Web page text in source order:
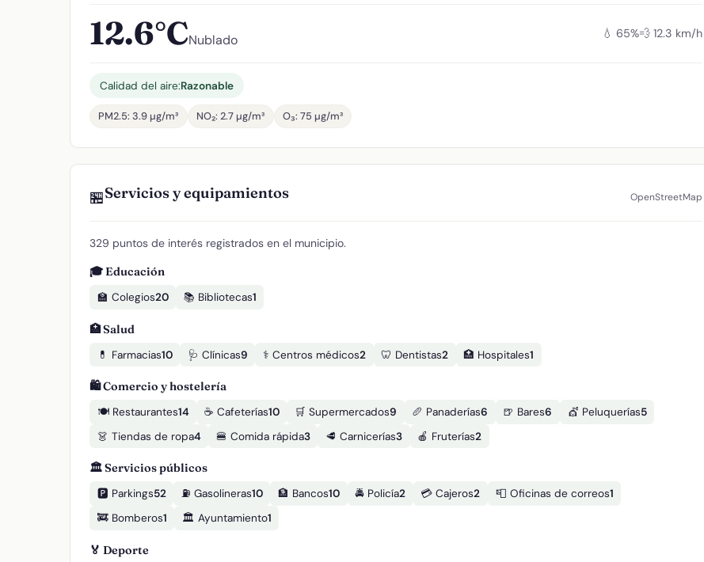
12.6°CNublado 💧 65%💨 12.3 km/h
Calidad del aire:Razonable
PM2.5: 3.9 µg/m³ NO₂: 2.7 µg/m³ O₃: 75 µg/m³
🏪Servicios y equipamientos OpenStreetMap
329 puntos de interés registrados en el municipio.
🎓 Educación
🏫 Colegios20 📚 Bibliotecas1
🏥 Salud
💊 Farmacias10 🩺 Clínicas9 ⚕️ Centros médicos2 🦷 Dentistas2 🏥 Hospitales1
🛍️ Comercio y hostelería
🍽️ Restaurantes14 ☕ Cafeterías10 🛒 Supermercados9 🥖 Panaderías6 🍺 Bares6 💇 Peluquerías5
👗 Tiendas de ropa4 🍔 Comida rápida3 🥩 Carnicerías3 🍎 Fruterías2
🏛️ Servicios públicos
🅿️ Parkings52 ⛽ Gasolineras10 🏦 Bancos10 🚔 Policía2 💳 Cajeros2 📮 Oficinas de correos1
🚒 Bomberos1 🏛️ Ayuntamiento1
🏅 Deporte